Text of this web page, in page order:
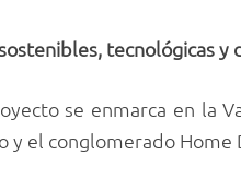
tecnológicas y
se enmarca en la
y el conglomerado Home